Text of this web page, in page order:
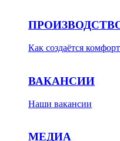
Как создаётся
ВАКАНСИИ
Наши вакансии
МЕДИА